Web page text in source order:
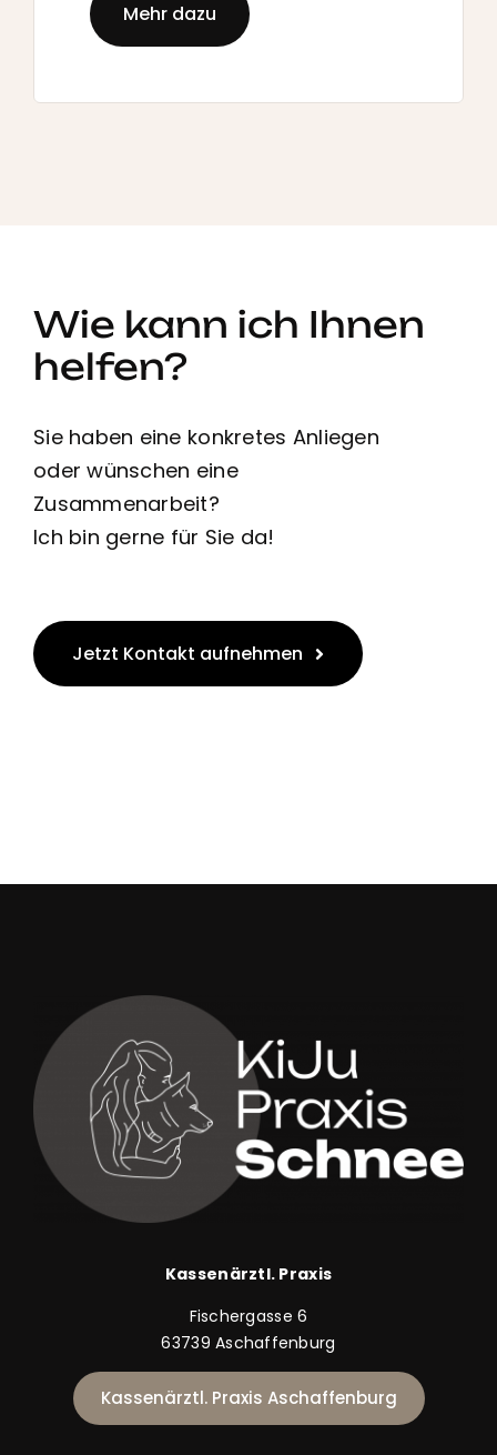
Mehr dazu
Wie kann ich Ihnen
helfen?
Sie haben eine konkretes Anliegen
oder wünschen eine
Zusammenarbeit?
Ich bin gerne für Sie da!
Jetzt Kontakt aufnehmen
Kassenärztl. Praxis
Fischergasse 6
63739 Aschaffenburg
Kassenärztl. Praxis Aschaffenburg